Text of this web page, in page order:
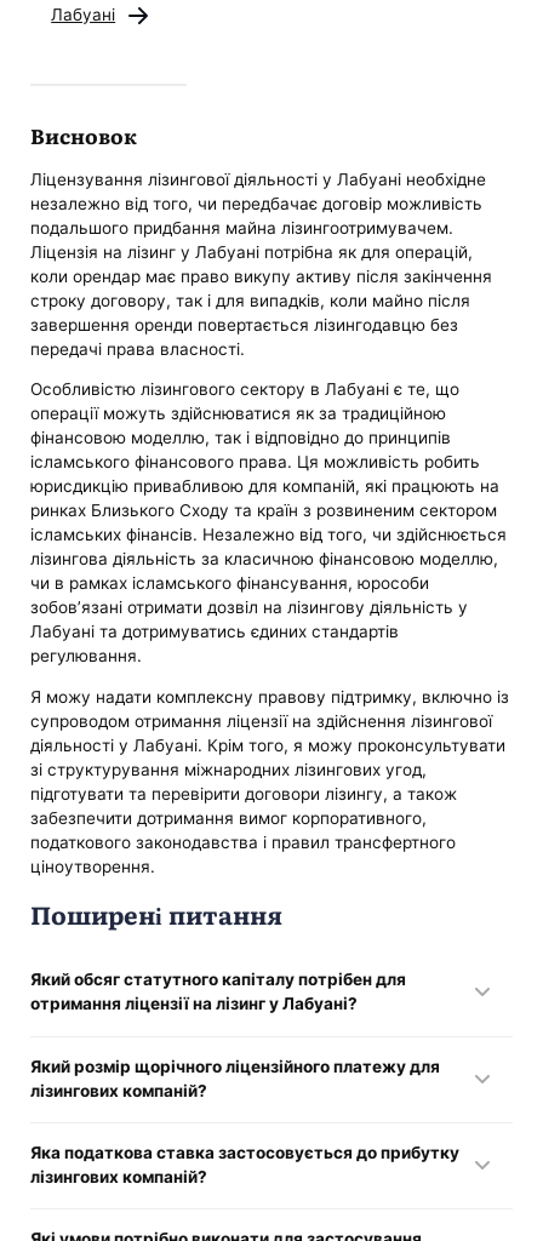
Лабуані
Висновок
Ліцензування лізингової діяльності у Лабуані необхідне
незалежно від того, чи передбачає договір можливість
подальшого придбання майна лізингоотримувачем.
Ліцензія на лізинг у Лабуані потрібна як для операцій,
коли орендар має право викупу активу після закінчення
строку договору, так і для випадків, коли майно після
завершення оренди повертається лізингодавцю без
передачі права власності.
Особливістю лізингового сектору в Лабуані є те, що
операції можуть здійснюватися як за традиційною
фінансовою моделлю, так і відповідно до принципів
ісламського фінансового права. Ця можливість робить
юрисдикцію привабливою для компаній, які працюють на
ринках Близького Сходу та країн з розвиненим сектором
ісламських фінансів. Незалежно від того, чи здійснюється
лізингова діяльність за класичною фінансовою моделлю,
чи в рамках ісламського фінансування, юрособи
зобов’язані отримати дозвіл на лізингову діяльність у
Лабуані та дотримуватись єдиних стандартів
регулювання.
Я можу надати комплексну правову підтримку, включно із
супроводом отримання ліцензії на здійснення лізингової
діяльності у Лабуані. Крім того, я можу проконсультувати
зі структурування міжнародних лізингових угод,
підготувати та перевірити договори лізингу, а також
забезпечити дотримання вимог корпоративного,
податкового законодавства і правил трансфертного
ціноутворення.
Поширені питання
Який обсяг статутного капіталу потрібен для
отримання ліцензії на лізинг у Лабуані?
мінімальний розмір оплачуваного статутного капіталу —
500 тисяч MYR. Проте компанія повинна підтримувати
та фінансувати заплановані лізингові операції.
Який розмір щорічного ліцензійного платежу для
лізингових компаній?
International Business and Financial Centre, зобов’язані
сплачувати щорічний ліцензійний збір у розмірі 60 тисяч
Яка податкова ставка застосовується до прибутку
лізингових компаній?